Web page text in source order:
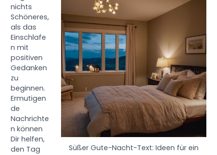
Süßer Gute-Nacht-Text: Ideen für ein
nichts
Schöneres,
als das
Einschlafe
n mit
positiven
Gedanken
zu
beginnen.
Ermutigen
de
Nachrichte
n können
Dir helfen,
den Tag